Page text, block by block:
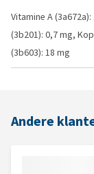
Vitamine A
(3b201): 0,7 mg,
(3b603): 18 mg
Andere